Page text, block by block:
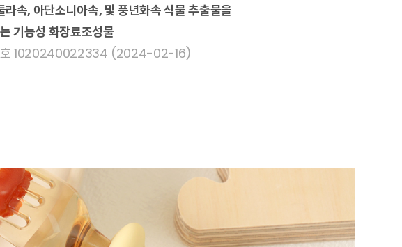
라속, 아단소니아속, 및 풍년화속 식물 추출물을
기능성 화장료조성물
호 1020240022334 (2024-02-16)